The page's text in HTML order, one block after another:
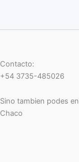
Contacto:
+54 3735-485026
Sino tambien podes
Chaco